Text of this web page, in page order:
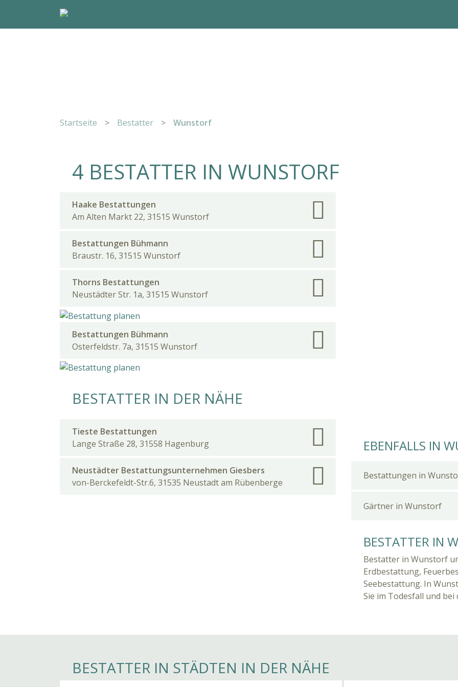
Startseite > Bestatter > Wunstorf
4 BESTATTER IN WUNSTORF
Haake Bestattungen
Am Alten Markt 22, 31515 Wunstorf
Bestattungen Bühmann
Braustr. 16, 31515 Wunstorf
Thorns Bestattungen
Neustädter Str. 1a, 31515 Wunstorf
Bestattungen Bühmann
Osterfeldstr. 7a, 31515 Wunstorf
BESTATTER IN DER NÄHE
Tieste Bestattungen
Lange Straße 28, 31558 Hagenburg
Neustädter Bestattungsunternehmen Giesbers
von-Berckefeldt-Str.6, 31535 Neustadt am Rübenberge
EBENFALLS IN
Bestattungen in
Gärtner in Wunstorf
BESTATTER IN
Bestatter in Wunstorf
Erdbestattung,
Seebestattung. In
Sie im Todesfall und
BESTATTER IN STÄDTEN IN DER NÄHE